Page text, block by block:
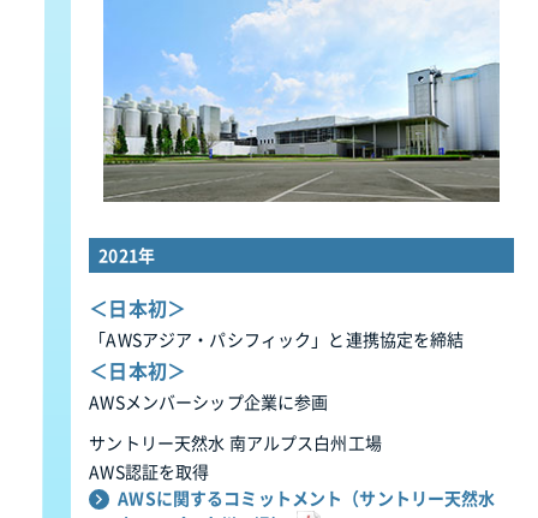
2021年
＜日本初＞
「AWSアジア・パシフィック」と連携協定を締結
＜日本初＞
AWSメンバーシップ企業に参画
サントリー天然水 南アルプス白州工場
AWS認証を取得
AWSに関するコミットメント（サントリー天然水